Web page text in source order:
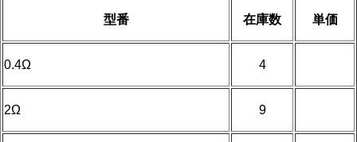
型番 在庫数 単価
0.4Ω 4
2Ω 9